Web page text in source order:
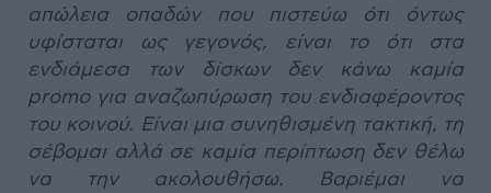
απώλεια οπαδών που πιστεύω ότι όντως
υφίσταται ως γεγονός, είναι το ότι στα
ενδιάμεσα των δίσκων δεν κάνω καμία
promo για αναζωπύρωση του ενδιαφέροντος
του κοινού. Είναι μια συνηθισμένη τακτική, τη
σέβομαι αλλά σε καμία περίπτωση δεν θέλω
να την ακολουθήσω. Βαριέμαι να